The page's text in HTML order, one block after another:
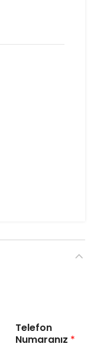
Telefon
Numaranız *